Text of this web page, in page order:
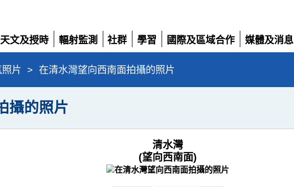
天文及授時
展
開
輻射監測
展
開
社群
展
開
學習
展
開
國際及區域合作
展
開
媒體及消息
展
片 > 在清水灣望向西南面拍攝的照片
攝的照片
清水灣
(望向西南面)